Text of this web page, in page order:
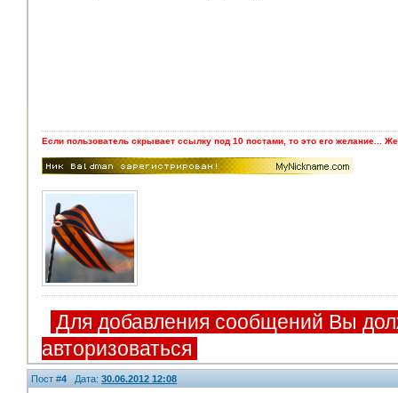
Если пользователь скрывает ссылку под 10 постами, то это его желание...
Для добавления сообщений Вы
авторизоваться
Пост #4Дата: 30.06.2012 12:08